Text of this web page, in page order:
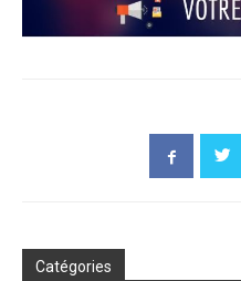
Catégories